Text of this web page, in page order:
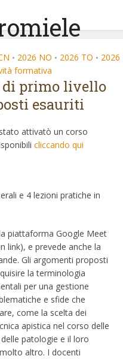
• 2026 NO • 2026 TO • 2026
formativa
di primo livello
esauriti
attivatò un corso
cliccando qui
e 4 lezioni pratiche in
piattaforma Google Meet
link), e prevede anche la
Gli argomenti proposti
la terminologia
per una gestione
e sfide che
come la scelta dei
apistica nel corso delle
patologie e il loro
altro. I docenti